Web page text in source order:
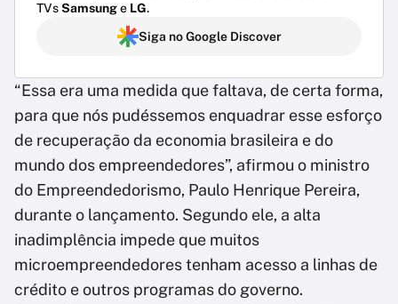
TVsSamsunge LG.
Siga no Google Discover
“Essa era uma medida que faltava, de certa forma,
para que nós pudéssemos enquadrar esse esforço
de recuperação da economia brasileira e do
mundo dos empreendedores”, afirmou o ministro
do Empreendedorismo, Paulo Henrique Pereira,
durante o lançamento. Segundo ele, a alta
inadimplência impede que muitos
microempreendedores tenham acesso a linhas de
crédito e outros programas do governo.